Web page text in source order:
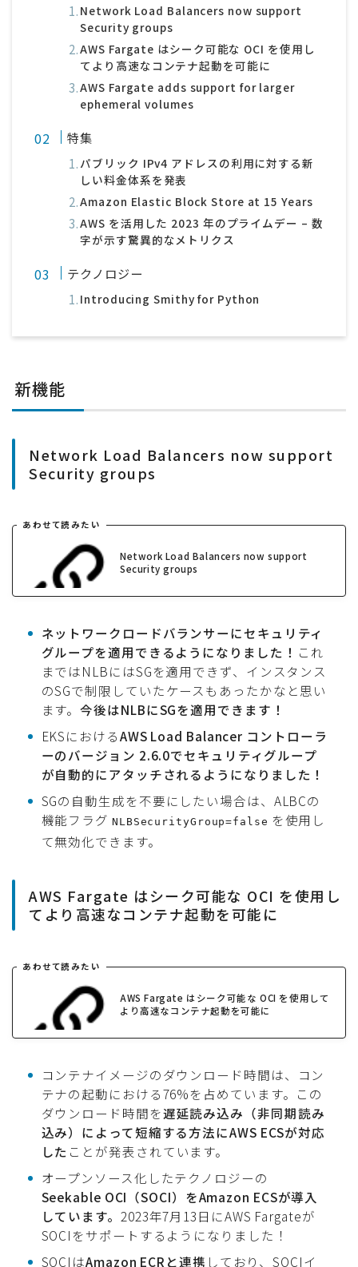
Network Load Balancers now support
Security groups
AWS Fargate はシーク可能な OCI を使用し
てより高速なコンテナ起動を可能に
AWS Fargate adds support for larger
ephemeral volumes
特集
パブリック IPv4 アドレスの利用に対する新
しい料金体系を発表
Amazon Elastic Block Store at 15 Years
AWS を活用した 2023 年のプライムデー – 数
字が示す驚異的なメトリクス
テクノロジー
Introducing Smithy for Python
新機能
Network Load Balancers now support
Security groups
あわせて読みたい
Network Load Balancers now support
Security groups
ネットワークロードバランサーにセキュリティ
グループを適用できるようになりました！ これ
まではNLBにはSGを適用できず、インスタンス
のSGで制限していたケースもあったかなと思い
ます。今後はNLBにSGを適用できます！
EKSにおけるAWS Load Balancer コントローラ
ーのバージョン 2.6.0でセキュリティグループ
が自動的にアタッチされるようになりました！
SGの自動生成を不要にしたい場合は、ALBCの
機能フラグ NLBSecurityGroup=false を使用し
て無効化できます。
AWS Fargate はシーク可能な OCI を使用し
てより高速なコンテナ起動を可能に
あわせて読みたい
AWS Fargate はシーク可能な OCI を使用して
より高速なコンテナ起動を可能に
コンテナイメージのダウンロード時間は、コン
テナの起動における76%を占めています。この
ダウンロード時間を遅延読み込み（非同期読み
込み）によって短縮する方法にAWS ECSが対応
した ことが発表されています。
オープンソース化したテクノロジーの
Seekable OCI（SOCI）をAmazon ECSが導入
しています。 2023年7月13日にAWS Fargateが
SOCIをサポートするようになりました！
SOCIはAmazon ECRと連携 しており、SOCIイ